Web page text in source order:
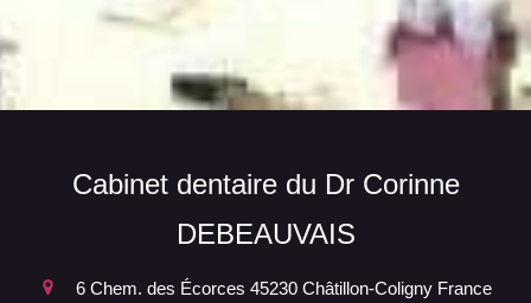
Cabinet dentaire du Dr Corinne
DEBEAUVAIS
6 Chem. des Écorces 45230 Châtillon-Coligny France